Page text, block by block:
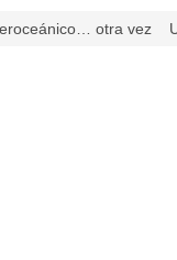
otra vez UIF